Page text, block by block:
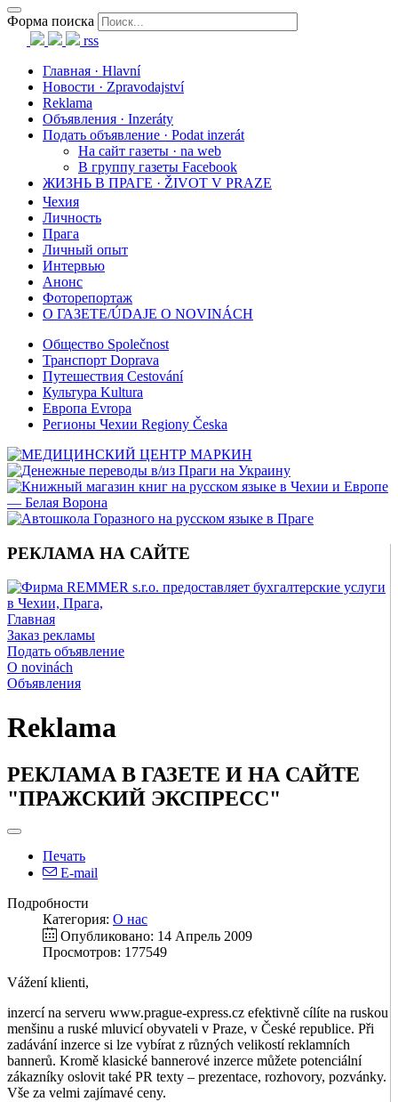
Форма поиска
rss
Главная · Hlavní
Новости · Zpravodajství
Reklama
Объявления · Inzeráty
Подать объявление · Podat inzerát
На сайт газеты · na web
В группу газеты Facebook
ЖИЗНЬ В ПРАГЕ · ŽIVOT V PRAZE
Чехия
Личность
Прага
Личный опыт
Интервью
Анонс
Фоторепортаж
О ГАЗЕТЕ/ÚDAJE O NOVINÁCH
Общество Společnost
Транспорт Doprava
Путешествия Cestování
Культура Kultura
Европа Evropa
Регионы Чехии Regiony Česka
РЕКЛАМА НА САЙТЕ
Главная
Заказ рекламы
Подать объявление
O novinách
Объявления
Reklama
РЕКЛАМА В ГАЗЕТЕ И НА САЙТЕ
"ПРАЖСКИЙ ЭКСПРЕСС"
Печать
E-mail
Подробности
Категория: О нас
Опубликовано: 14 Апрель 2009
Просмотров: 177549
Vážení klienti,
inzercí na serveru www.prague-express.cz efektivně cílíte na ruskou
menšinu a ruské mluvicí obyvateli v Praze, v České republice. Při
zadávání inzerce si lze vybírat z různých velikostí reklamních
bannerů. Kromě klasické bannerové inzerce můžete potenciální
zákazníky oslovit také PR texty – prezentace, rozhovory, pozvánky.
Vše za velmi zajímavé ceny.